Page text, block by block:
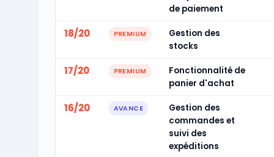
de paiement
18/20 PREMIUM
Gestion des
stocks
17/20 PREMIUM
Fonctionnalité de
panier d'achat
16/20 AVANCE
Gestion des
commandes et
suivi des
expéditions